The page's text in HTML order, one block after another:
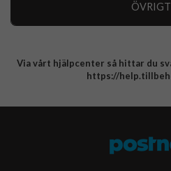
ÖVRIGT
Integritetspolicy
Via vårt hjälpcenter så hittar du
https://